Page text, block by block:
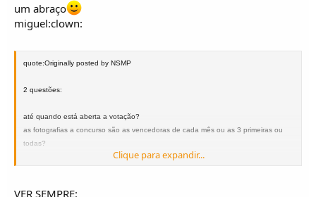
um abraço
miguel:clown:
quote:Originally posted by NSMP
2 questões:
até quando está aberta a votação?
as fotografias a concurso são as vencedoras de cada mês ou as 3 primeiras ou
todas?
Clique para expandir...
VER SEMPRE: